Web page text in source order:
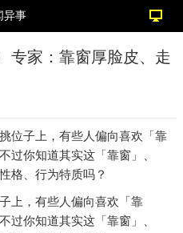
异事
专家：靠窗厚脸皮、走
位子上，有些人偏向喜欢「靠
过你知道其实这「靠窗」、
格、行为特质吗？
上，有些人偏向喜欢「靠
过你知道其实这「靠窗」、